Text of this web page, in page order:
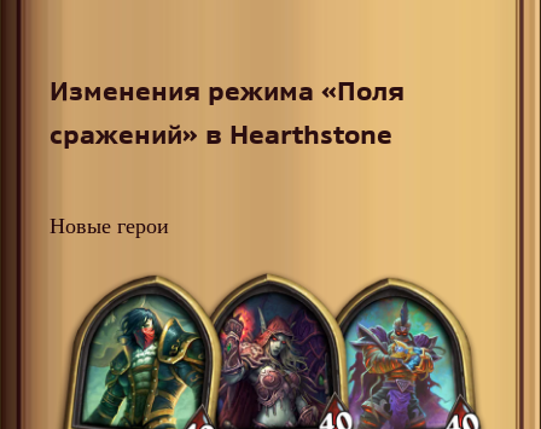
Изменения режима «Поля
сражений» в Hearthstone
Новые герои